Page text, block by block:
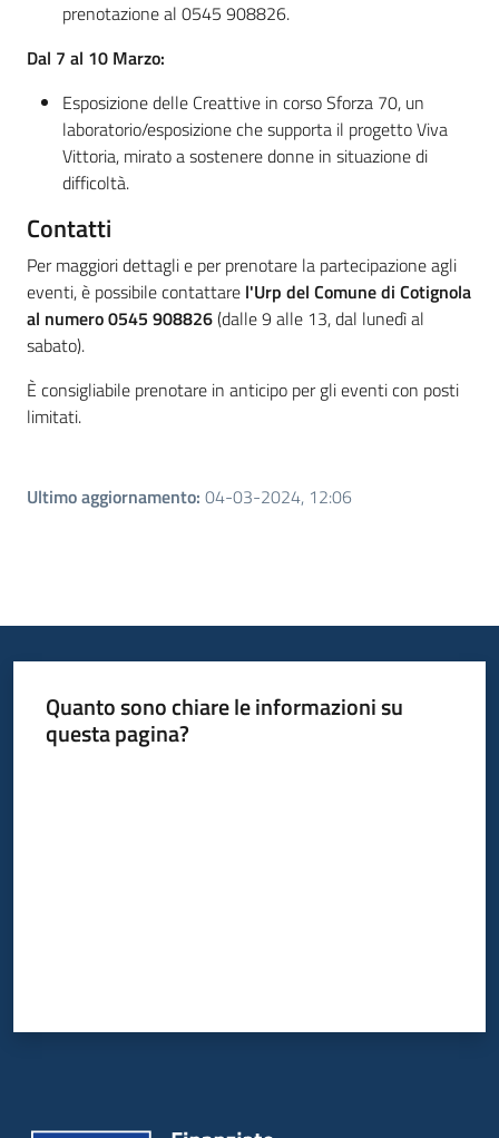
prenotazione al 0545 908826.
Dal 7 al 10 Marzo:
Esposizione delle Creattive in corso Sforza 70, un
laboratorio/esposizione che supporta il progetto Viva
Vittoria, mirato a sostenere donne in situazione di
difficoltà.
Contatti
Per maggiori dettagli e per prenotare la partecipazione agli
eventi, è possibile contattare l'Urp del Comune di Cotignola
al numero 0545 908826(dalle 9 alle 13, dal lunedì al
sabato).
È consigliabile prenotare in anticipo per gli eventi con posti
limitati.
Ultimo aggiornamento: 04-03-2024, 12:06
Quanto sono chiare le informazioni su
questa pagina?